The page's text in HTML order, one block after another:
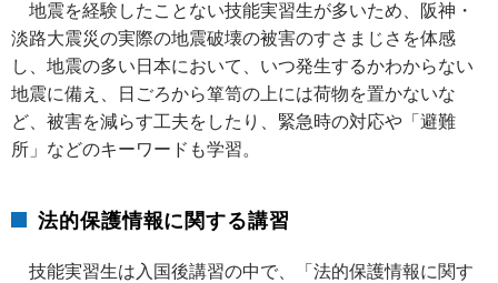
地震を経験したことない技能実習生が多いため、阪神・
淡路大震災の実際の地震破壊の被害のすさまじさを体感
し、地震の多い日本において、いつ発生するかわからない
地震に備え、日ごろから箪笥の上には荷物を置かないな
ど、被害を減らす工夫をしたり、緊急時の対応や「避難
所」などのキーワードも学習。
法的保護情報に関する講習
技能実習生は入国後講習の中で、「法的保護情報に関す